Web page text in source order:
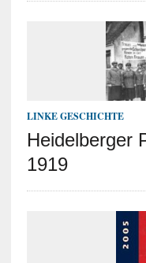
LINKE GESCHICHTE
Heidelberger
1919